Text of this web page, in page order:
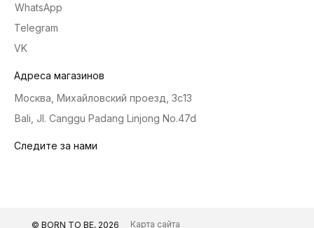
Адреса магазинов
Следите за нами
© BORN TO BE, 2026 Карта сайта
WhatsApp
Telegram
Москва, Михайловский проезд, 3с13
Bali, Jl. Canggu Padang Linjong No.47d
VK